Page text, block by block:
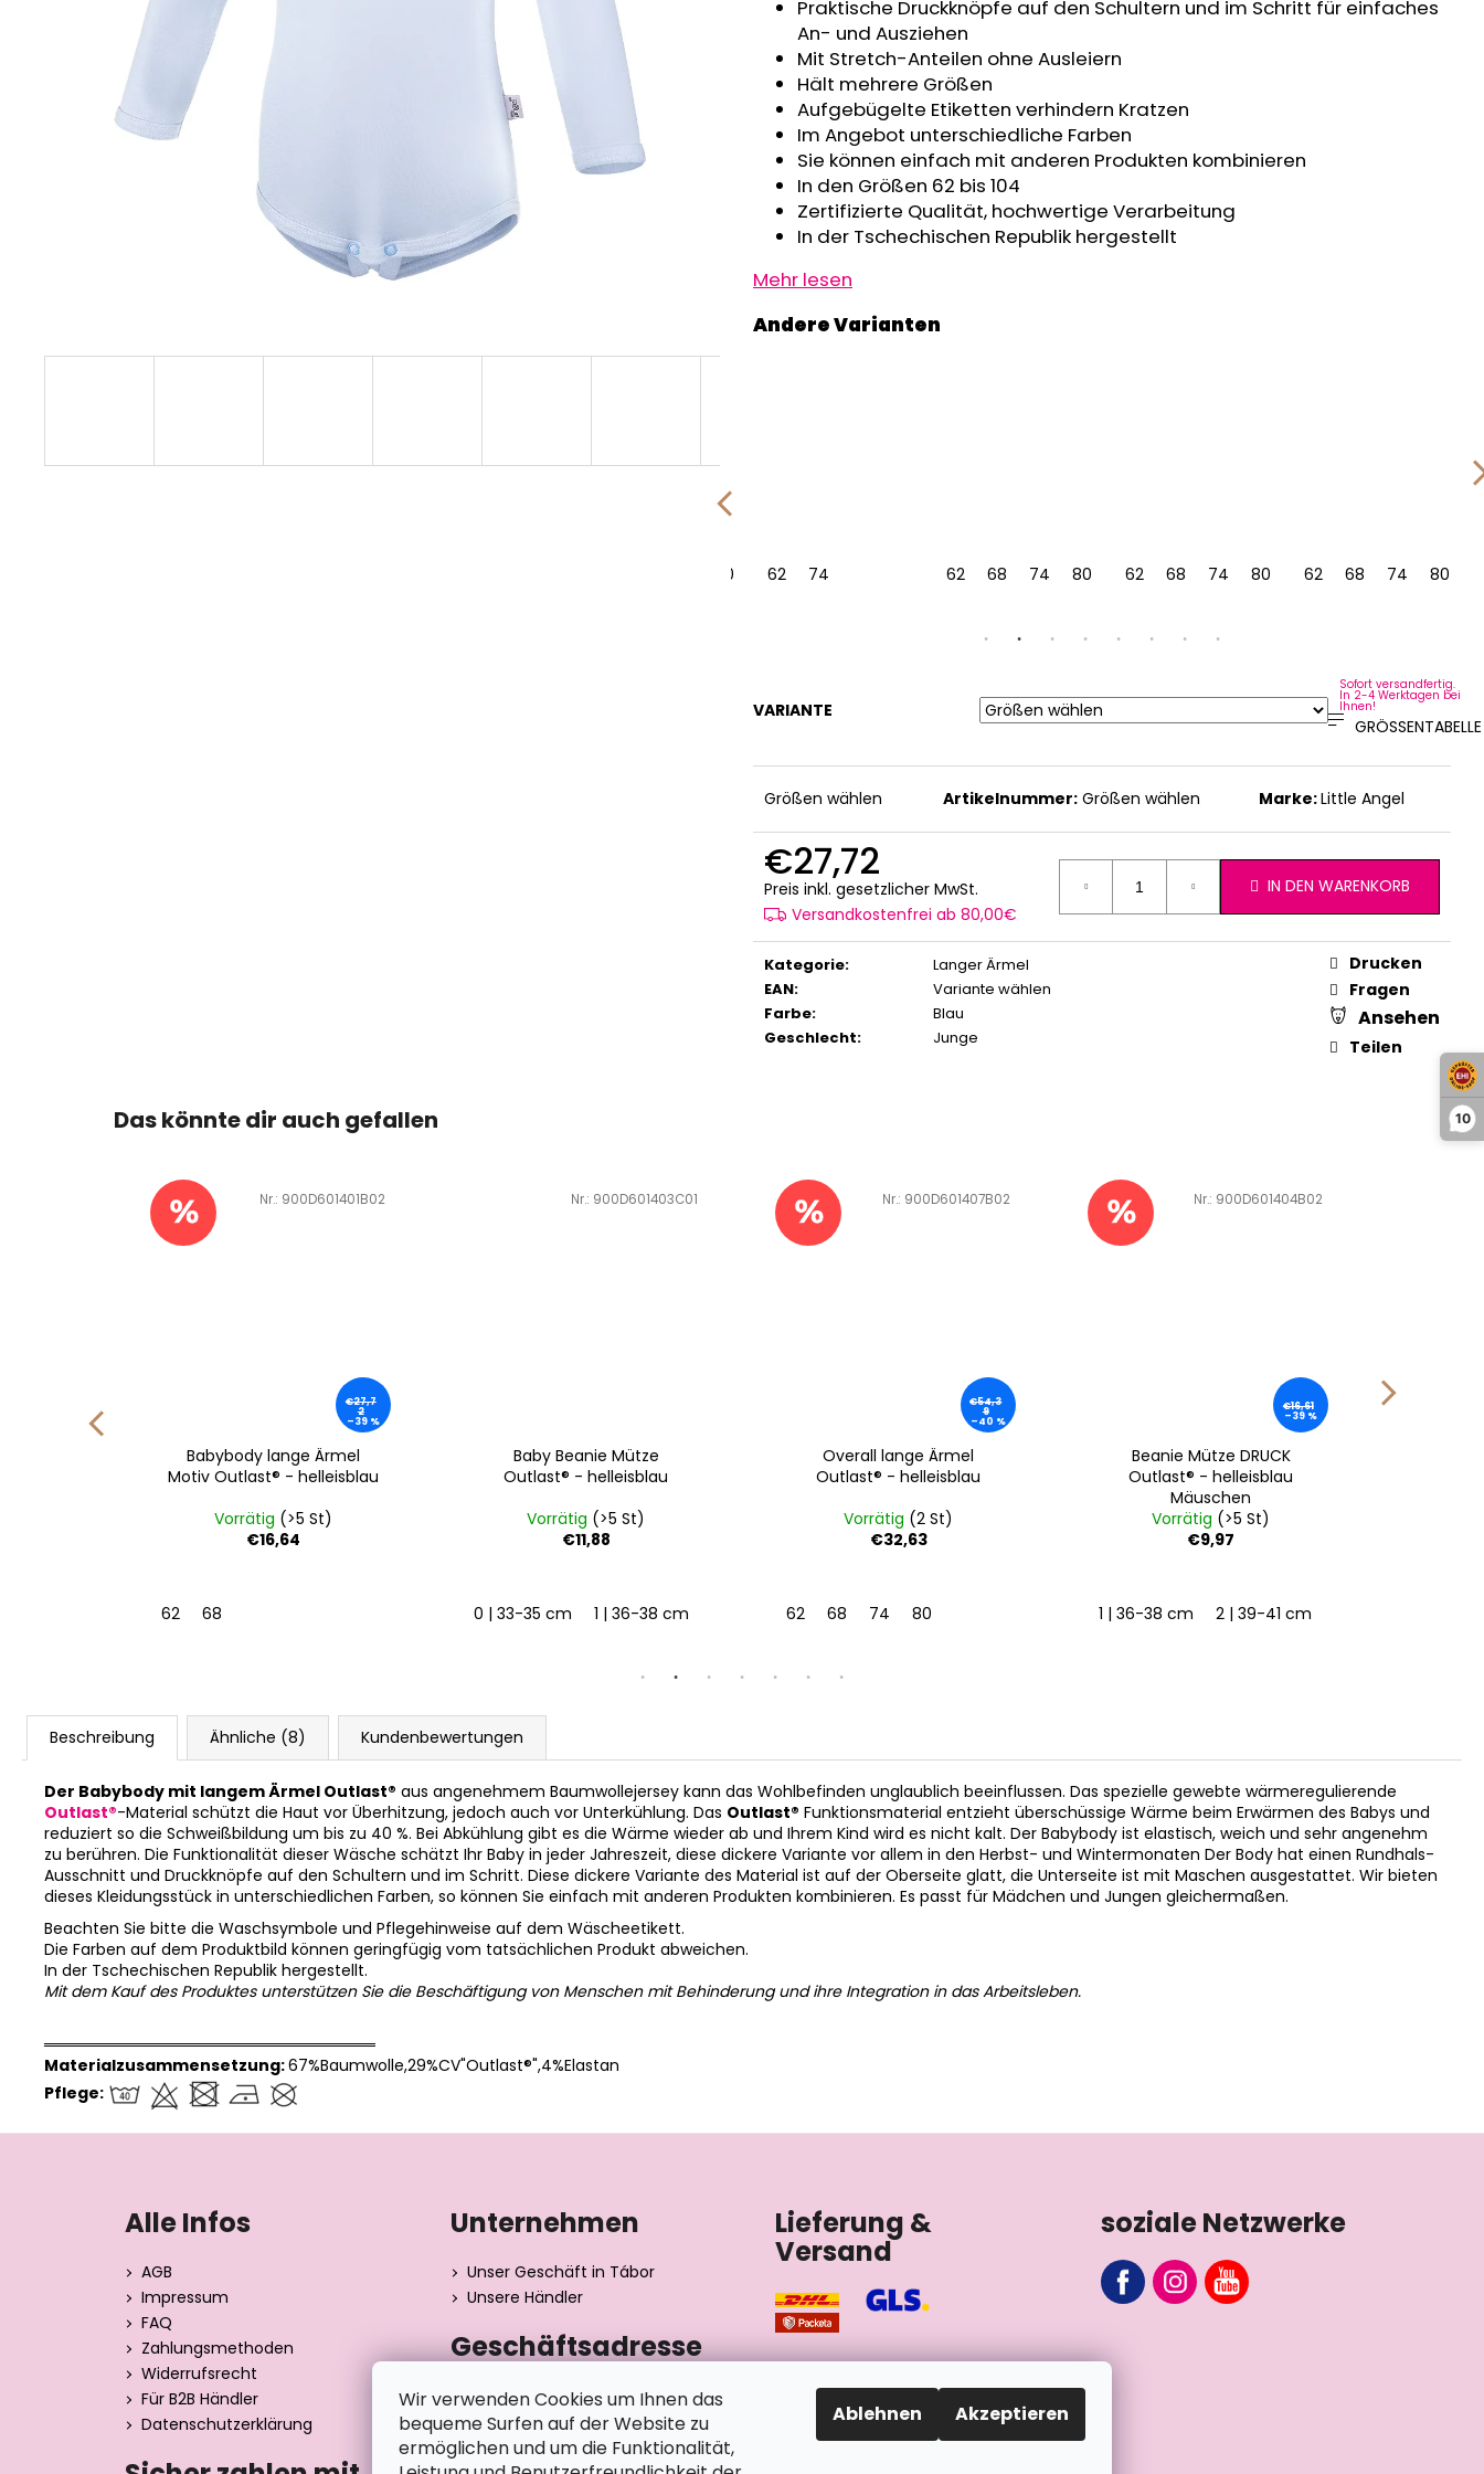
10
Wir verwenden Cookies um Ihnen das
bequeme Surfen auf der Website zu
ermöglichen und um die Funktionalität,
Ablehnen Akzeptieren
Praktische Druckknöpfe auf den Schultern und im Schritt für einfaches
An- und Ausziehen
Mit Stretch-Anteilen ohne Ausleiern
Hält mehrere Größen
Aufgebügelte Etiketten verhindern Kratzen
Im Angebot unterschiedliche Farben
Sie können einfach mit anderen Produkten kombinieren
In den Größen 62 bis 104
Zertifizierte Qualität, hochwertige Verarbeitung
In der Tschechischen Republik hergestellt
Mehr lesen
80 86 92
62 74 62 68 74 80 86 92 104
62 68 74 80 86 92
62 68 74 80
VARIANTE
Sofort versandfertig.
In 2-4 Werktagen bei
Ihnen!
GRÖSSENTABELLE
Größen wählen Artikelnummer: Größen wählen Marke:Little Angel
€27,72
Preis inkl. gesetzlicher MwSt.
Versandkostenfrei ab 80,00€
IN DEN WARENKORB
Kategorie:
Langer Ärmel
EAN:
Variante wählen
Farbe:
Blau
Geschlecht: Junge
Drucken
Fragen
Ansehen
Teilen
Das könnte dir auch gefallen
2 | 39-41 cm
€27,7
2
–39 %
Babybody lange Ärmel
Motiv Outlast® - helleisblau
Vorrätig (>5 St)
€16,64
62 68
Art.-Nr.: 900D601401B02
Baby Beanie Mütze
Outlast® - helleisblau
Vorrätig (>5 St)
€11,88
0 | 33-35 cm 1 | 36-38 cm 2 | 39-41 cm
Art.-Nr.: 900D601403C01
€54,3
9
–40 %
Overall lange Ärmel
Outlast® - helleisblau
Vorrätig (2 St)
€32,63
62 68 74 80
Art.-Nr.: 900D601407B02
€16,61
–39 %
Beanie Mütze DRUCK
Outlast® - helleisblau
Mäuschen
Vorrätig (>5 St)
€9,97
1 | 36-38 cm 2 | 39-41 cm
Art.-Nr.: 900D601404B02
Beschreibung Ähnliche (8) Kundenbewertungen
Der Babybody mit langem Ärmel Outlast® aus angenehmem Baumwollejersey kann das Wohlbefinden unglaublich beeinflussen. Das spezielle gewebte wärmeregulierende
Outlast®-Material schützt die Haut vor Überhitzung, jedoch auch vor Unterkühlung. Das Outlast® Funktionsmaterial entzieht überschüssige Wärme beim Erwärmen des Babys und
reduziert so die Schweißbildung um bis zu 40 %. Bei Abkühlung gibt es die Wärme wieder ab und Ihrem Kind wird es nicht kalt. Der Babybody ist elastisch, weich und sehr angenehm
zu berühren. Die Funktionalität dieser Wäsche schätzt Ihr Baby in jeder Jahreszeit, diese dickere Variante vor allem in den Herbst- und Wintermonaten Der Body hat einen Rundhals-
Ausschnitt und Druckknöpfe auf den Schultern und im Schritt. Diese dickere Variante des Material ist auf der Oberseite glatt, die Unterseite ist mit Maschen ausgestattet. Wir bieten
dieses Kleidungsstück in unterschiedlichen Farben, so können Sie einfach mit anderen Produkten kombinieren. Es passt für Mädchen und Jungen gleichermaßen.
Beachten Sie bitte die Waschsymbole und Pflegehinweise auf dem Wäscheetikett.
Die Farben auf dem Produktbild können geringfügig vom tatsächlichen Produkt abweichen.
In der Tschechischen Republik hergestellt.
Mit dem Kauf des Produktes unterstützen Sie die Beschäftigung von Menschen mit Behinderung und ihre Integration in das Arbeitsleben.
══════════════════════════════
Materialzusammensetzung:67%Baumwolle,29%CV"Outlast®",4%Elastan
Pflege:
€27,08
€32,50
€24,90
Alle Infos
AGB
Impressum
FAQ
Zahlungsmethoden
Widerrufsrecht
Für B2B Händler
Datenschutzerklärung
Unternehmen
Unser Geschäft in Tábor
Unsere Händler
Geschäftsadresse
Dita výrobní družstvo invalidů
Stránského 2510/1
390 02 Tábor
Tschechische Republik
Lieferung &
Versand
soziale Netzwerke